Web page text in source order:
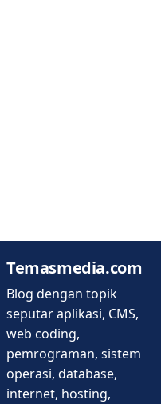
Temasmedia.com
Blog dengan topik
seputar aplikasi, CMS,
web coding,
pemrograman, sistem
operasi, database,
internet, hosting,